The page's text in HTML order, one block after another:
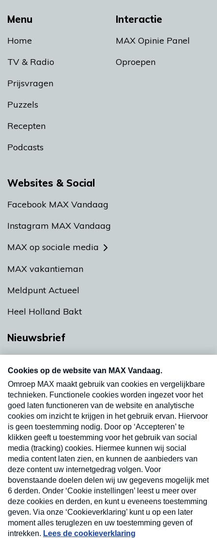
Menu
Home
TV & Radio
Prijsvragen
Puzzels
Recepten
Podcasts
Interactie
MAX Opinie Panel
Oproepen
Websites & Social
Facebook MAX Vandaag
Instagram MAX Vandaag
MAX op sociale media
MAX vakantieman
Meldpunt Actueel
Heel Holland Bakt
Nieuwsbrief
nieuwsbrief. Elke vrijdag- en dinsdagochtend in
uw mailbox.
Verzend
Nieuwsbrief
Neem hier een gratis abonnement op onze
nieuwsbrief. Elke vrijdag- en dinsdagochtend in uw